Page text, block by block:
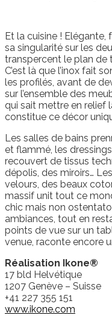
Et la cuisine !
sa singularité sur les
transpercent le plan de
C’est là que l’inox fait
les profilés, avant de
sur l’ensemble des
qui sait mettre en relief
constitue ce décor
Les salles de bains
et flammé, les
recouvert de tissus
dépolis, des miroirs…
velours, des beaux
massif unit tout ce
chic mais non
ambiances, tout en
points de vue sur un
venue, raconte encore
Réalisation Ikone®
17 bld Helvétique
1207 Genève – Suisse
+41 227 355 151
www.ikone.com